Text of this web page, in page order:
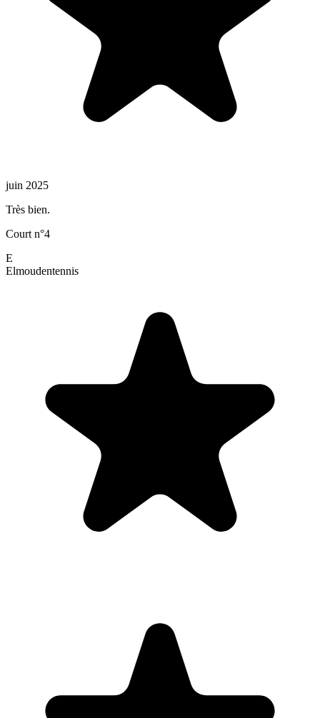
juin 2025
Très bien.
Court n°4
E
Elmoudentennis